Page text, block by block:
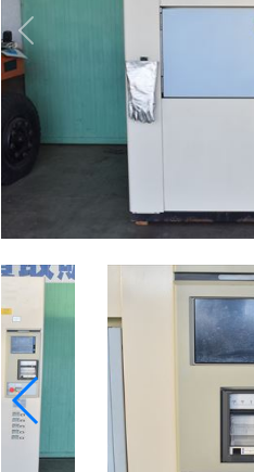
Previous